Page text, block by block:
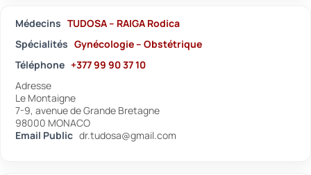
Médecins TUDOSA – RAIGA Rodica
Spécialités Gynécologie – Obstétrique
Téléphone +377 99 90 37 10
Adresse
Le Montaigne
7-9, avenue de Grande Bretagne
98000 MONACO
Email Public dr.tudosa@gmail.com